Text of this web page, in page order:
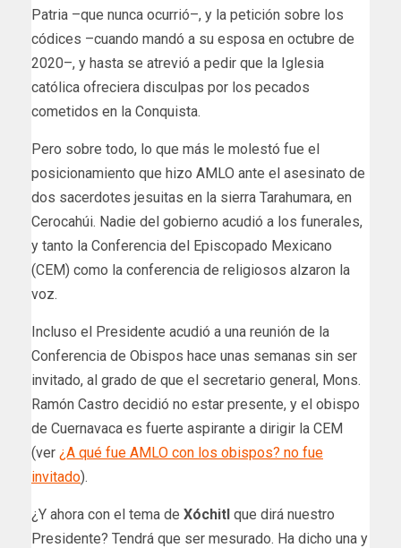
Patria –que nunca ocurrió–, y la petición sobre los
códices –cuando mandó a su esposa en octubre de
2020–, y hasta se atrevió a pedir que la Iglesia
católica ofreciera disculpas por los pecados
cometidos en la Conquista.
Pero sobre todo, lo que más le molestó fue el
posicionamiento que hizo AMLO ante el asesinato de
dos sacerdotes jesuitas en la sierra Tarahumara, en
Cerocahúi. Nadie del gobierno acudió a los funerales,
y tanto la Conferencia del Episcopado Mexicano
(CEM) como la conferencia de religiosos alzaron la
voz.
Incluso el Presidente acudió a una reunión de la
Conferencia de Obispos hace unas semanas sin ser
invitado, al grado de que el secretario general, Mons.
Ramón Castro decidió no estar presente, y el obispo
de Cuernavaca es fuerte aspirante a dirigir la CEM
(ver ¿A qué fue AMLO con los obispos? no fue
invitado).
¿Y ahora con el tema de Xóchitl que dirá nuestro
Presidente? Tendrá que ser mesurado. Ha dicho una y